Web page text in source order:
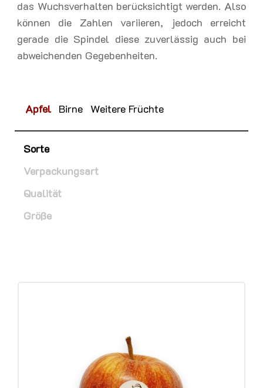
das Wuchsverhalten berücksichtigt werden. Also
können die Zahlen variieren, jedoch erreicht
gerade die Spindel diese zuverlässig auch bei
abweichenden Gegebenheiten.
Apfel Birne Weitere Früchte
Sorte
Verpackungsart
Qualität
Größe